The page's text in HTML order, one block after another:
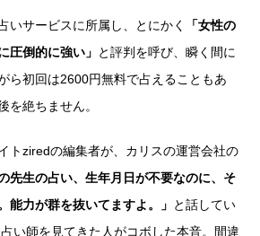
いサービスに所属し、とにかく
「女性の
圧倒的に強い」 と評判を呼び、瞬く間に
ら初回は2600円無料で占えることもあ
を絶ちません。
トziredの編集者が、カリスの運営会社の
の先生の占い、生年月日が不要なのに、そ
能力が群を抜いてますよ。」 と話してい
い師を見てきた人がコボした本音。間違